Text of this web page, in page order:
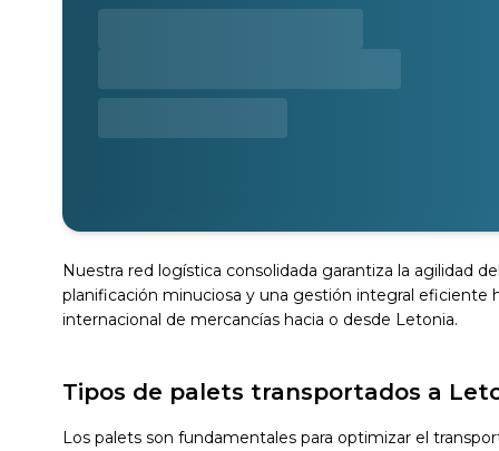
Nuestra red logística consolidada garantiza la agilidad
planificación minuciosa y una gestión integral eficiente
internacional de mercancías hacia o desde Letonia.
Tipos de palets transportados a
Los palets son fundamentales para optimizar el